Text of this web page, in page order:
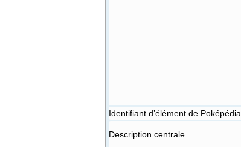
Identifiant d’élément de Poképédia
Description centrale